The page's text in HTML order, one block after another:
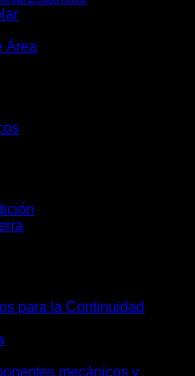
Área
para la Continuidad
mecánicos y